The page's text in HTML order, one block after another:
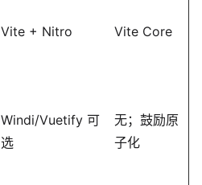
Vite + Nitro Vite Core
Windi/Vuetify 可
选
无；鼓励原
子化